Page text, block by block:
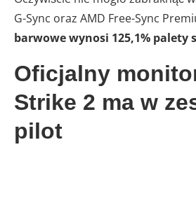
G-Sync oraz AMD Free-Sync
barwowe wynosi 125,1% palety
Oficjalny
Strike 2 ma w
pilot